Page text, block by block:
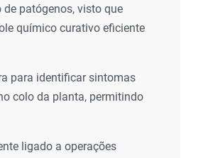
patógenos, visto que
químico curativo eficiente
para identificar sintomas
colo da planta, permitindo
ligado a operações